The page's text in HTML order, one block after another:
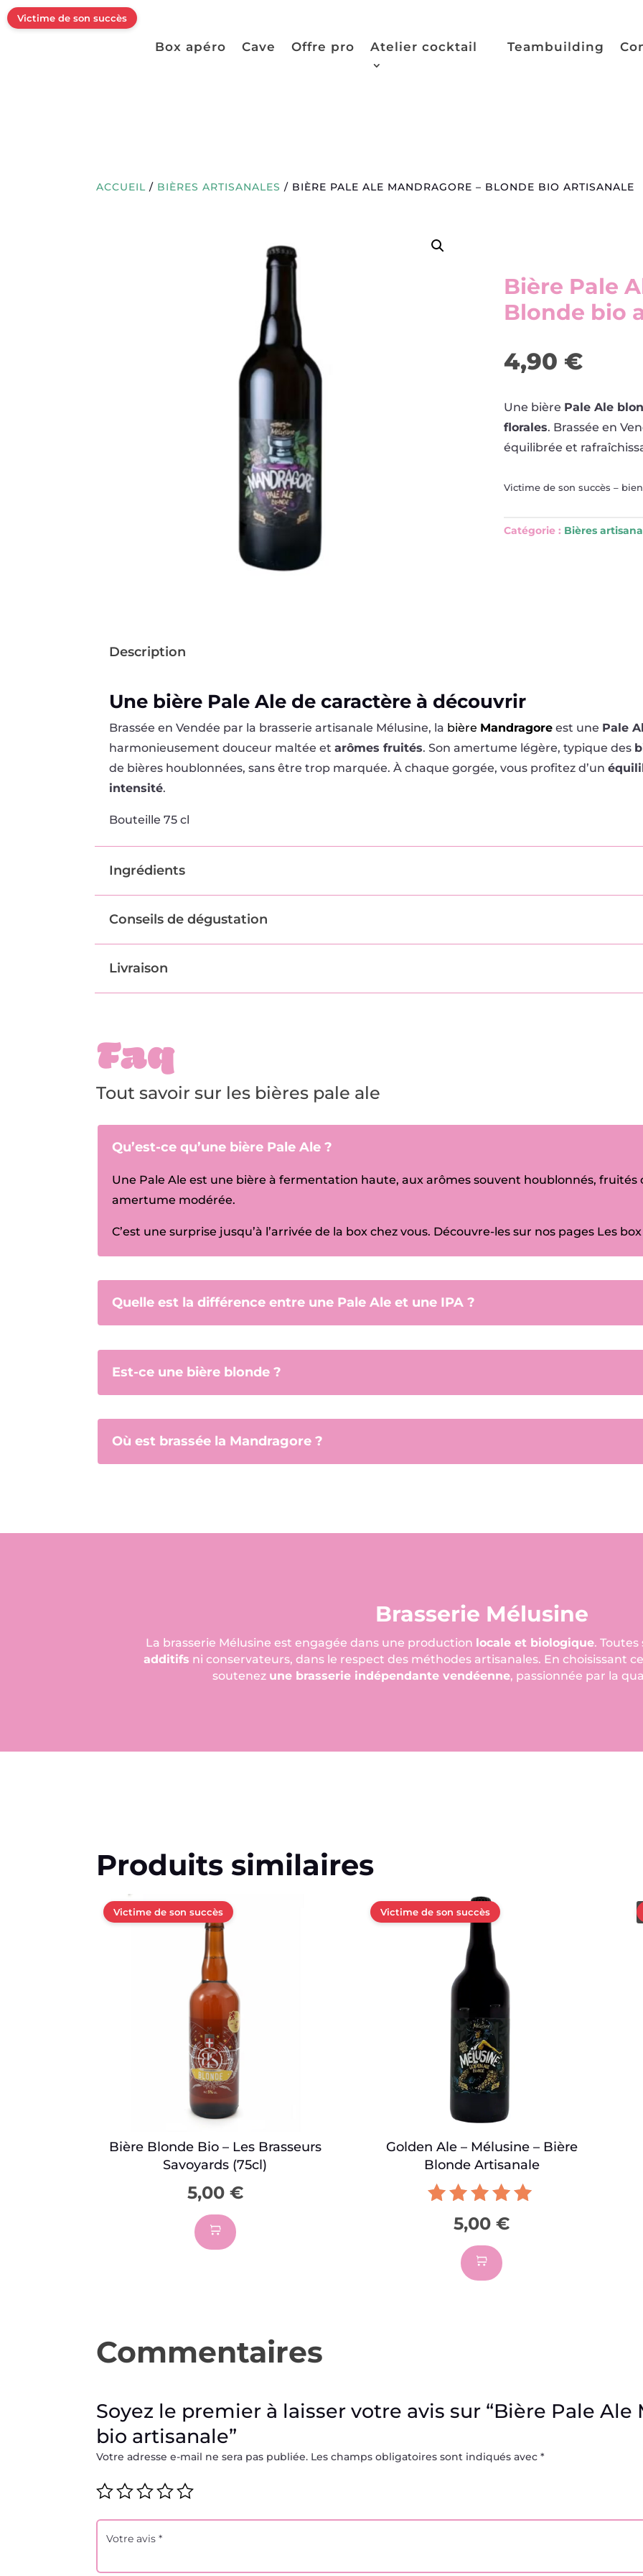
Box apéro Cave Offre pro Atelier cocktail Teambuilding
Victime de son succès
ACCUEIL / BIÈRES ARTISANALES / BIÈRE PALE ALE MANDRAGORE – BLONDE BIO ARTISANALE
Bière Pale
Blonde bio
4,90 €
Une bière Pale Ale
florales. Brassée en
équilibrée et
Victime de son succès –
Catégorie : Bières
Description
Une bière Pale Ale de caractère à découvrir
Brassée en Vendée par la brasserie artisanale Mélusine, la bière Mandragore est une Pale
harmonieusement douceur maltée et arômes fruités. Son amertume légère, typique des
de bières houblonnées, sans être trop marquée. À chaque gorgée, vous profitez d’un
intensité.
Bouteille 75 cl
Ingrédients
Conseils de dégustation
Livraison
Faq
Tout savoir sur les bières pale ale
Qu’est-ce qu’une bière Pale Ale ?
Une Pale Ale est une bière à fermentation haute, aux arômes souvent houblonnés, fruités
amertume modérée.
C’est une surprise jusqu’à l’arrivée de la box chez vous. Découvre-les sur nos pages Les
Quelle est la différence entre une Pale Ale et une IPA ?
Est-ce une bière blonde ?
Où est brassée la Mandragore ?
Brasserie Mélusine
La brasserie Mélusine est engagée dans une production locale et biologique.
additifs ni conservateurs, dans le respect des méthodes artisanales. En choisissant
soutenez une brasserie indépendante vendéenne, passionnée par la
Produits similaires
Victime de son succès
Bière Blonde Bio – Les Brasseurs
Savoyards (75cl)
5,00 €
Victime de son succès
Golden Ale – Mélusine – Bière
Blonde Artisanale
Note
5.00
sur 5
5,00€
Commentaires
Soyez le premier à laisser votre avis sur “Bière Pale
bio artisanale”
Votre adresse e-mail ne sera pas publiée. Les champs obligatoires sont indiqués avec*